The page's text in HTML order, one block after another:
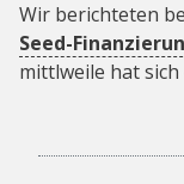
Wir berichteten
Seed-
mittlweile hat